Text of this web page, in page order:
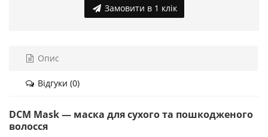
Замовити в 1 клік
Опис
Відгуки (0)
DCM Mask — маска для сухого та пошкодженого
волосся